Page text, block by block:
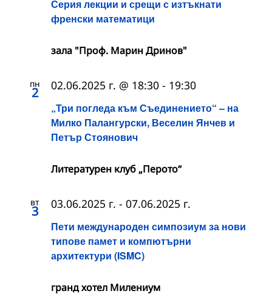
Серия лекции и срещи с изтъкнати
френски математици
зала "Проф. Марин Дринов"
пн
2
„Три погледа към Съединението“ – на
Милко Палангурски, Веселин Янчев и
Петър Стоянович
02.06.2025 г. @ 18:30 - 19:30
Литературен клуб „Перото“
вт
3
Пети международен симпозиум за нови
типове памет и компютърни
архитектури (ISMC)
03.06.2025 г. - 07.06.2025 г.
гранд хотел Милениум